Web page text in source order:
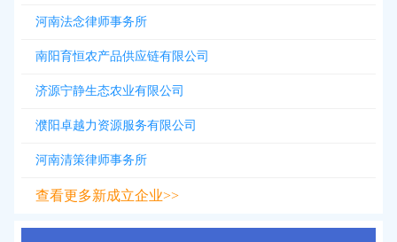
河南法念律师事务所
南阳育恒农产品供应链有限公司
济源宁静生态农业有限公司
濮阳卓越力资源服务有限公司
河南清策律师事务所
查看更多新成立企业>>